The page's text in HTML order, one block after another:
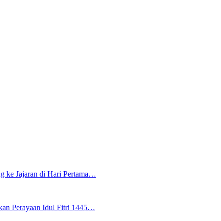
ke Jajaran di Hari Pertama…
Perayaan Idul Fitri 1445…